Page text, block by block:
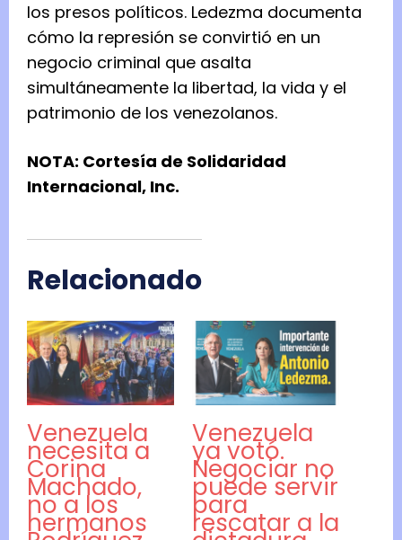
los presos políticos. Ledezma documenta
cómo la represión se convirtió en un
negocio criminal que asalta
simultáneamente la libertad, la vida y el
patrimonio de los venezolanos.
NOTA: Cortesía de Solidaridad
Internacional, Inc.
Relacionado
Venezuela
necesita a
Corina
Machado,
no a los
hermanos
Venezuela
ya votó.
Negociar no
puede servir
para
rescatar a la